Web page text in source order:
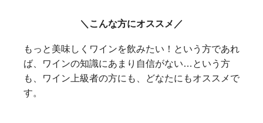
＼こんな方にオススメ／
もっと美味しくワインを飲みたい！という方であれ
ば、ワインの知識にあまり自信がない…という方
も、ワイン上級者の方にも、どなたにもオススメで
す。